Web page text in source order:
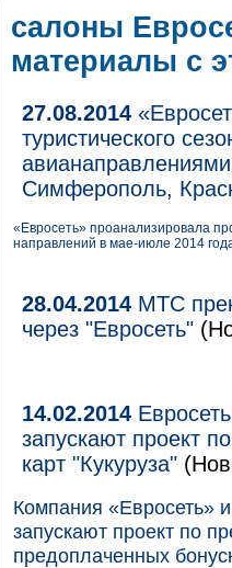
салоны
материалы с
27.08.2014
туристического
Симферополь,
«Евросеть» проанализировала
направлений в мае-июле 2014
28.04.2014 МТС
через "Евросеть"
14.02.2014
запускают проект
карт "Кукуруза"
Компания «Евросеть»
запускают проект по
предоплаченных